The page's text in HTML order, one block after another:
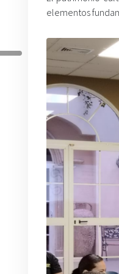
elementos